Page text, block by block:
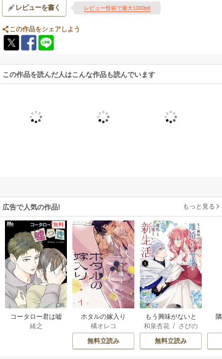
レビューを書く レビュー投稿で最大1000pt!
この作品をシェアしよう
この作品を読んだ人はこんな作品も読んでいます
広告で人気の作品! もっと見る
無料
コータロー君は嘘
つき【タテヨミ】
緒之
ホタルの嫁入り
橘オレコ
無料立読み
もう興味がないと
離婚された令嬢の
意外と楽しい新生
活
和泉杏花 / さびの
ぶち
無料立読み